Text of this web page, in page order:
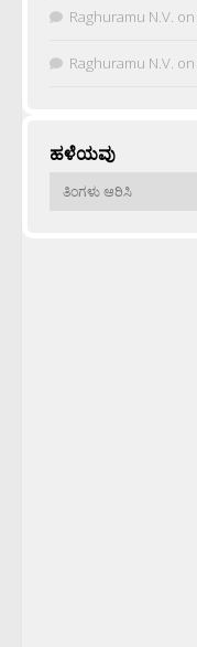
Raghuramu N.V. on
Raghuramu N.V. on
ಹಳೆಯವು
ಹಳೆಯವು